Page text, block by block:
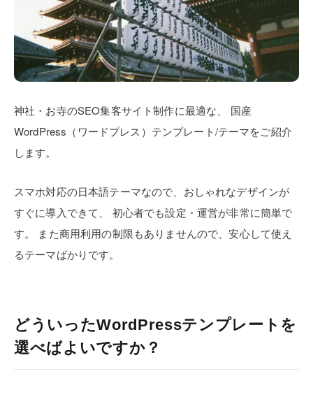
神社・お寺のSEO集客サイト制作に最適な、
国産
WordPress（ワードプレス）テンプレート/テーマをご紹介
します。
スマホ対応の日本語テーマなので、おしゃれなデザインが
すぐに導入できて、
初心者でも設定・運営が非常に簡単で
す。
また商用利用の制限もありませんので、安心して使え
るテーマばかりです。
どういったWordPressテンプレートを
選べばよいですか？